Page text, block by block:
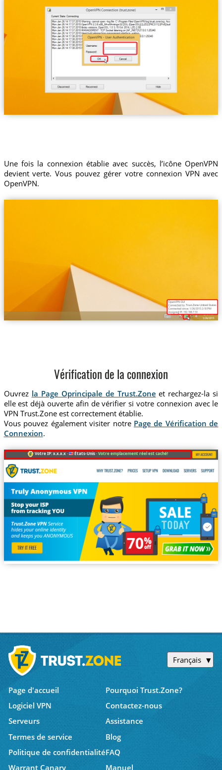
Une fois la connexion établie avec succès, l’icône OpenVPN
devient verte. Vous pouvez gérer votre connexion VPN avec
OpenVPN.
Trust.Zone-United-States-
Vérification de la connexion
Ouvrez la Page Oprincipale de Trust.Zone et rechargez-la si
elle est déjà ouverte afin de vérifier si votre connexion avec le
VPN Trust.Zone est correctement établie.
Vous pouvez également visiter notre Page de Vérification de
Connexion.
Votre IP: x.x.x.x · États-Unis ·Votre emplacement réel est caché!
Français
Page d'accueil
Pourquoi Trust.Zone?
Logiciel VPN
Contactez-nous
Serveurs
Assistance
Termes de service
Blog
Politique de confidentialitéFAQ
Warrant Canary
Manuel